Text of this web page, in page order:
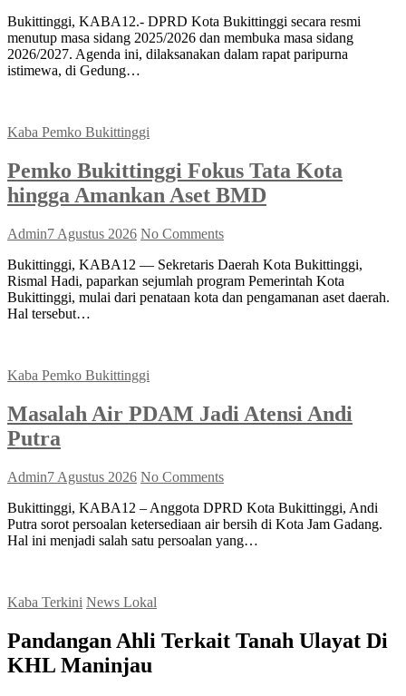
Bukittinggi, KABA12.- DPRD Kota Bukittinggi secara resmi
menutup masa sidang 2025/2026 dan membuka masa sidang
2026/2027. Agenda ini, dilaksanakan dalam rapat paripurna
istimewa, di Gedung…
Kaba Pemko Bukittinggi
Pemko Bukittinggi Fokus Tata Kota
hingga Amankan Aset BMD
Admin7 Agustus 2026 No Comments
Bukittinggi, KABA12 — Sekretaris Daerah Kota Bukittinggi,
Rismal Hadi, paparkan sejumlah program Pemerintah Kota
Bukittinggi, mulai dari penataan kota dan pengamanan aset daerah.
Hal tersebut…
Kaba Pemko Bukittinggi
Masalah Air PDAM Jadi Atensi Andi
Putra
Admin7 Agustus 2026 No Comments
Bukittinggi, KABA12 – Anggota DPRD Kota Bukittinggi, Andi
Putra sorot persoalan ketersediaan air bersih di Kota Jam Gadang.
Hal ini menjadi salah satu persoalan yang…
Kaba Terkini News Lokal
Pandangan Ahli Terkait Tanah Ulayat Di
KHL Maninjau